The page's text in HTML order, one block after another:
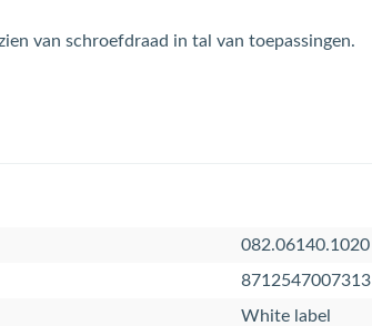
van schroefdraad in tal van toepassingen.
082.06140.1020
8712547007313
White label